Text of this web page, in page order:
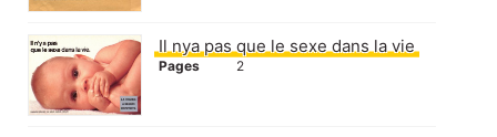
Il nya pas que le sexe dans la vie
Pages 2